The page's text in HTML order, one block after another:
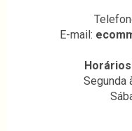
E-mail:
Segunda